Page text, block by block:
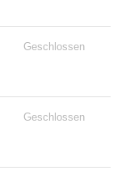
Geschlossen
Geschlossen